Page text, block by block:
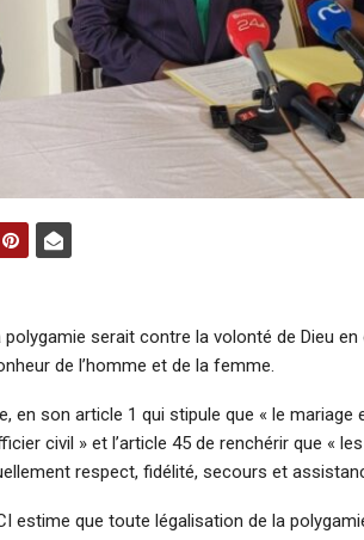
serait contre la volonté de Dieu en
de l’homme et de la femme.
en son article 1 qui stipule que « le mariage
civil » et l’article 45 de renchérir que «
respect, fidélité, secours et
estime que toute légalisation de la